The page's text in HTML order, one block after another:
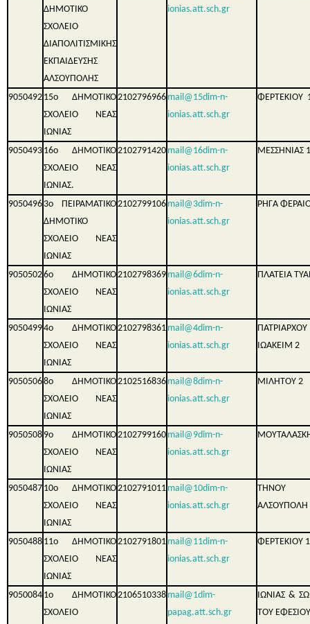
ΔΗΜΟΤΙΚΟ
ΣΧΟΛΕΙΟ
ΔΙΑΠΟΛΙΤΙΣΜΙΚΗΣ
ΕΚΠΑΙΔΕΥΣΗΣ
ΑΛΣΟΥΠΟΛΗΣ
ionias.att.sch.gr
9050492 15ο ΔΗΜΟΤΙΚΟ
ΣΧΟΛΕΙΟ ΝΕΑΣ
ΙΩΝΙΑΣ
2102796966 mail@15dim-n-
ionias.att.sch.gr
ΦΕΡΤΕΚΙΟΥ
9050493 16ο ΔΗΜΟΤΙΚΟ
ΣΧΟΛΕΙΟ ΝΕΑΣ
ΙΩΝΙΑΣ.
2102791420 mail@16dim-n-
ionias.att.sch.gr
ΜΕΣΣΗΝΙΑΣ
9050496 3ο ΠΕΙΡΑΜΑΤΙΚΟ
ΔΗΜΟΤΙΚΟ
ΣΧΟΛΕΙΟ ΝΕΑΣ
ΙΩΝΙΑΣ
2102799106 mail@3dim-n-
ionias.att.sch.gr
ΡΗΓΑ
90505026ο ΔΗΜΟΤΙΚΟ
ΣΧΟΛΕΙΟ ΝΕΑΣ
ΙΩΝΙΑΣ
2102798369 mail@6dim-n-
ionias.att.sch.gr
ΠΛΑΤΕΙΑ
90504994ο ΔΗΜΟΤΙΚΟ
ΣΧΟΛΕΙΟ ΝΕΑΣ
ΙΩΝΙΑΣ
2102798361 mail@4dim-n-
ionias.att.sch.gr
ΠΑΤΡΙΑΡΧΟΥ
ΙΩΑΚΕΙΜ 2
90505068ο ΔΗΜΟΤΙΚΟ
ΣΧΟΛΕΙΟ ΝΕΑΣ
ΙΩΝΙΑΣ
2102516836 mail@8dim-n-
ionias.att.sch.gr
ΜΙΛΗΤΟΥ 2
9050508 9ο ΔΗΜΟΤΙΚΟ
ΣΧΟΛΕΙΟ ΝΕΑΣ
ΙΩΝΙΑΣ
2102799160 mail@9dim-n-
ionias.att.sch.gr
9050487 10ο ΔΗΜΟΤΙΚΟ
ΣΧΟΛΕΙΟ ΝΕΑΣ
ΙΩΝΙΑΣ
2102791011 mail@10dim-n-
ionias.att.sch.gr
ΑΛΣΟΥΠΟΛΗ
9050488 11ο ΔΗΜΟΤΙΚΟ
ΣΧΟΛΕΙΟ ΝΕΑΣ
ΙΩΝΙΑΣ
2102791801 mail@11dim-n-
ionias.att.sch.gr
ΦΕΡΤΕΚΙΟΥ 1
9050084 1ο ΔΗΜΟΤΙΚΟ
ΣΧΟΛΕΙΟ
2106510338 mail@1dim-
papag.att.sch.gr
ΙΩΝΙΑΣ &
ΤΟΥ ΕΦΕΣΙΟΥ